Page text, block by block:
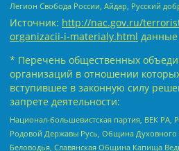
Легион Свобода России, Айдар, Русский
Источник: http://nac.gov.ru/
organizacii-i-materialy.html данные
* Перечень общественных
организаций в отношении
вступившее в законную силу
запрете деятельности:
Национал-большевистская партия, ВЕК РА,
Родовой Державы Русь, Община Духовного
Беловодья, Славянская Община Капища